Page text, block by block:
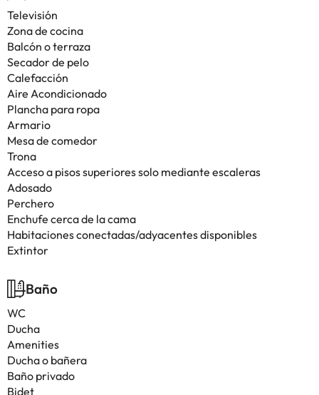
Televisión
Zona de cocina
Balcón o terraza
Secador de pelo
Calefacción
Aire Acondicionado
Plancha para ropa
Armario
Mesa de comedor
Trona
Acceso a pisos superiores solo mediante escaleras
Adosado
Perchero
Enchufe cerca de la cama
Habitaciones conectadas/adyacentes disponibles
Extintor
Baño
WC
Ducha
Amenities
Ducha o bañera
Baño privado
Bidet